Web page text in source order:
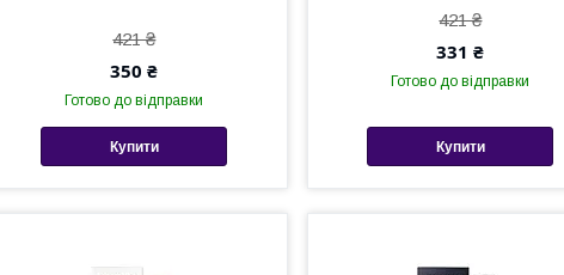
421 ₴
350 ₴
Готово до відправки
Купити
421 ₴
331 ₴
Готово до відправки
Купити